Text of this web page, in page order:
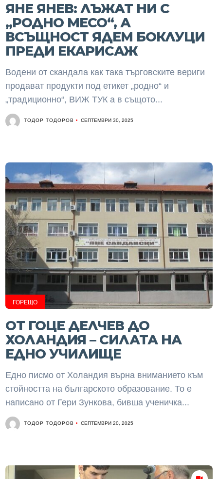
ЯНЕ ЯНЕВ: ЛЪЖАТ НИ С
„РОДНО МЕСО“, А
ВСЪЩНОСТ ЯДЕМ БОКЛУЦИ
ПРЕДИ ЕКАРИСАЖ
Водени от скандала как така търговските вериги
продават продукти под етикет „родно“ и
„традиционно“, ВИЖ ТУК а в същото...
ТОДОР ТОДОРОВ СЕПТЕМВРИ 30, 2025
ГОРЕЩО
ОТ ГОЦЕ ДЕЛЧЕВ ДО
ХОЛАНДИЯ – СИЛАТА НА
ЕДНО УЧИЛИЩЕ
Едно писмо от Холандия върна вниманието към
стойността на българското образование. То е
написано от Гери Зункова, бивша ученичка...
ТОДОР ТОДОРОВ СЕПТЕМВРИ 20, 2025